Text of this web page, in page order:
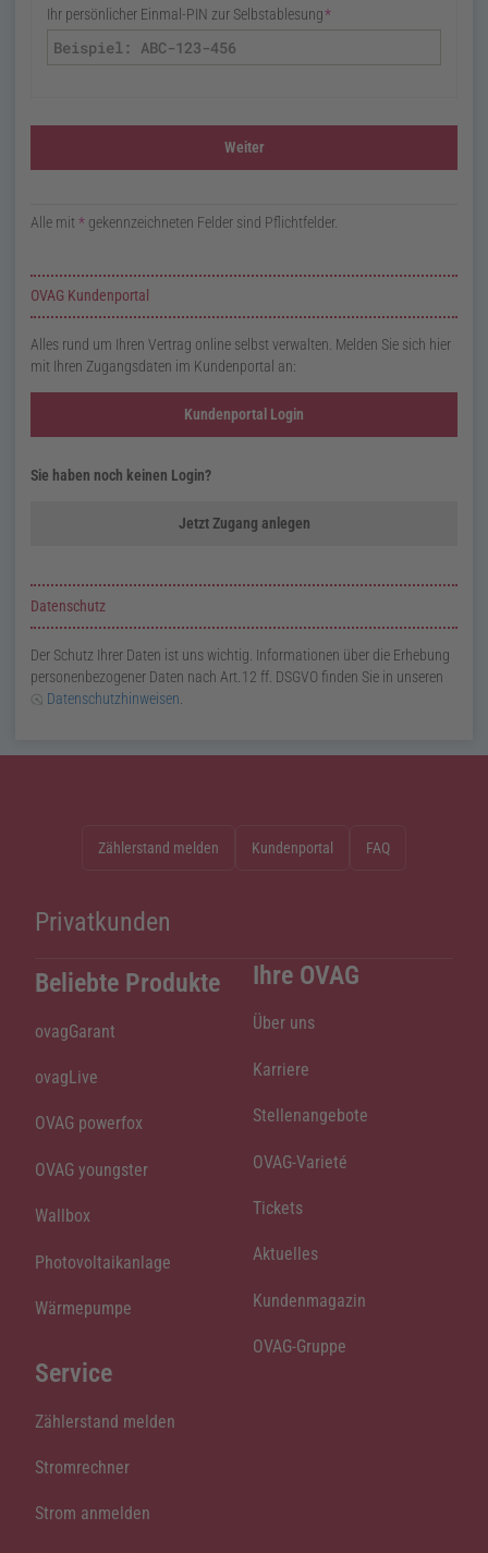
Ihr persönlicher Einmal-PIN zur Selbstablesung*
Alle mit * gekennzeichneten Felder sind Pflichtfelder.
Zusatzinformationen zur Seite Zählerstand melden
OVAG Kundenportal
Alles rund um Ihren Vertrag online selbst verwalten. Melden Sie sich hier
mit Ihren Zugangsdaten im Kundenportal an:
Kundenportal Login
Sie haben noch keinen Login?
Jetzt Zugang anlegen
Datenschutz
Der Schutz Ihrer Daten ist uns wichtig. Informationen über die Erhebung
personenbezogener Daten nach Art. 12 ff. DSGVO finden Sie in unseren
Datenschutzhinweisen
Zählerstand melden Kundenportal FAQ
Privatkunden
Beliebte Produkte
ovagGarant
ovagLive
OVAG powerfox
OVAG youngster
Wallbox
Photovoltaikanlage
Wärmepumpe
Service
Zählerstand melden
Stromrechner
Strom anmelden
Ihre OVAG
Über uns
Karriere
Stellenangebote
OVAG-Varieté
Tickets
Aktuelles
Kundenmagazin
OVAG-Gruppe